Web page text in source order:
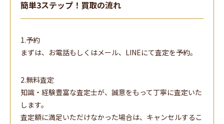
簡単3ステップ！買取の流れ
1.予約
まずは、お電話もしくはメール、LINEにて査定を予約。
2.無料査定
知識・経験豊富な査定士が、誠意をもって丁寧に査定いた
します。
査定額に満足いただけなかった場合は、キャンセルするこ